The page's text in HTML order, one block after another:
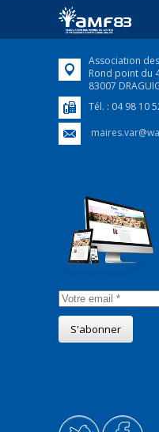
FEUILLETER
Association
Rond point du
83007
Tél. : 04 98 10